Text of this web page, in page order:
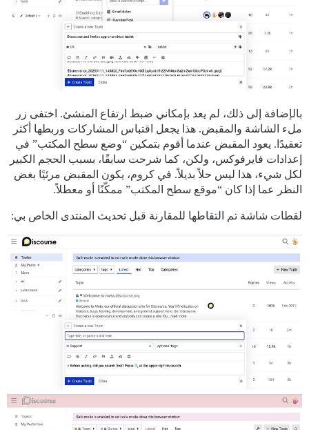
بالإضافة إلى ذلك، لم يعد بإمكاني ضبط ارتفاع المنشئ. اختفى زر
ملء الشاشة والمقبض. هذا يجعل اقتباس المشاركات وربطها أكثر
تعقيدًا. يعود المقبض عندما أقوم بتمكين “وضع سطح المكتب” في
إعدادات فايرفوكس، ولكن، كما شرحت سابقًا، بسبب الحجم الكبير
لكل شيء، هذا ليس حلاً بديلاً. في كروم، يكون المقبض مرئيًا بغض
النظر عما إذا كان “موقع سطح المكتب” ممكّنًا أو معطلاً.
لقطات شاشة تم التقاطها للمقارنة قبل تحديث المنتدى الخاص بي: